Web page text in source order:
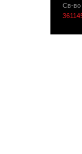
Св-во